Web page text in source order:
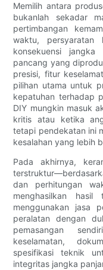
Memilih antara
bukanlah sekadar
pertimbangan
waktu, persyaratan
konsekuensi
pancang yang
presisi, fitur
pilihan utama untuk
kepatuhan terhadap
DIY mungkin masuk
kritis atau ketika
tetapi pendekatan ini
kesalahan yang lebih
Pada akhirnya,
dan perhitungan
menghasilkan
menggunakan jasa
peralatan dengan
pemasangan
keselamatan,
spesifikasi teknik
integritas jangka